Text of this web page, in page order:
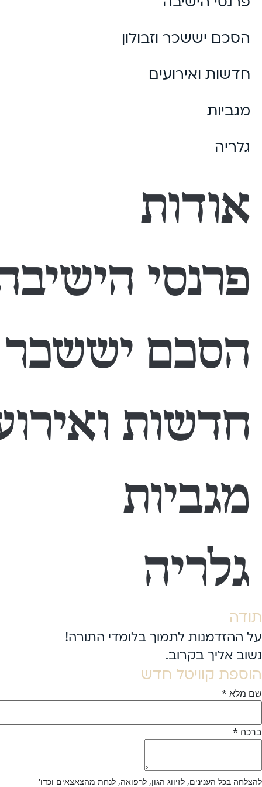
הסכם יששכר וזבולון
חדשות ואירועים
מגביות
גלריה
אודות
פרנסי
הסכם יששכר
חדשות
מגביות
גלריה
תודה
על ההזדמנות לתמוך בלומדי התורה!
נשוב אליך בקרוב.
הוספת קוויטל חדש
שם מלא *
ברכה *
להצלחה בכל הענינים, לזיווג הגון, לרפואה, לנחת מהצאצאים וכדו'